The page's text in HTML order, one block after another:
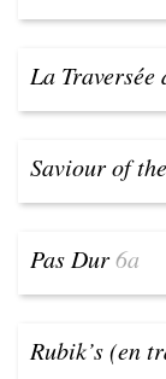
La
Saviour of
Pas Dur6a
Rubik’s (en